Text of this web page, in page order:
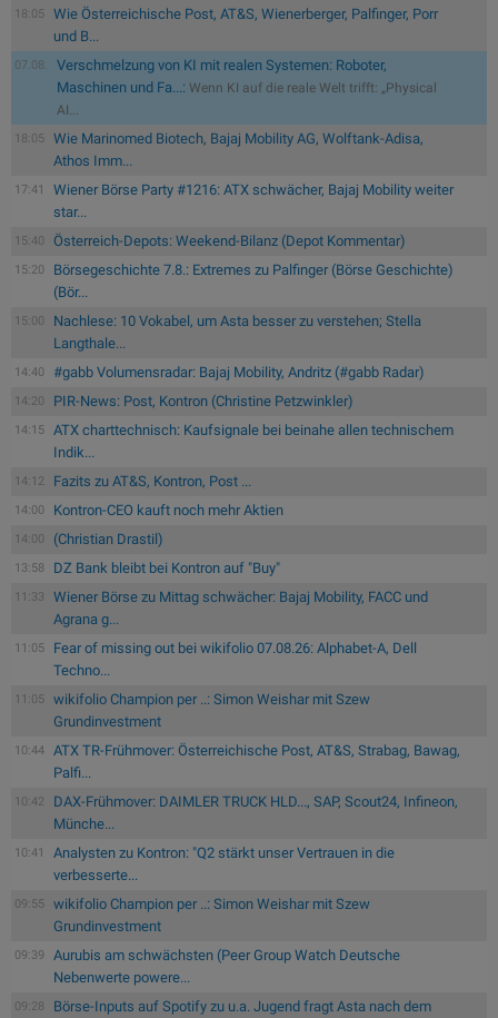
18:05
Wie Österreichische Post, AT&S, Wienerberger, Palfinger, Porr
und B...
07.08.
Verschmelzung von KI mit realen Systemen: Roboter,
Maschinen und Fa...: Wenn KI auf die reale Welt trifft: „Physical
AI...
18:05
Wie Marinomed Biotech, Bajaj Mobility AG, Wolftank-Adisa,
Athos Imm...
17:41
Wiener Börse Party #1216: ATX schwächer, Bajaj Mobility weiter
star...
15:40 Österreich-Depots: Weekend-Bilanz (Depot Kommentar)
15:20
Börsegeschichte 7.8.: Extremes zu Palfinger (Börse Geschichte)
(Bör...
15:00
Nachlese: 10 Vokabel, um Asta besser zu verstehen; Stella
Langthale...
14:40 #gabb Volumensradar: Bajaj Mobility, Andritz (#gabb Radar)
14:20 PIR-News: Post, Kontron (Christine Petzwinkler)
14:15
ATX charttechnisch: Kaufsignale bei beinahe allen technischem
Indik...
14:12 Fazits zu AT&S, Kontron, Post ...
14:00 Kontron-CEO kauft noch mehr Aktien
14:00 (Christian Drastil)
13:58 DZ Bank bleibt bei Kontron auf "Buy"
11:33
Wiener Börse zu Mittag schwächer: Bajaj Mobility, FACC und
Agrana g...
11:05
Fear of missing out bei wikifolio 07.08.26: Alphabet-A, Dell
Techno...
11:05
wikifolio Champion per ..: Simon Weishar mit Szew
Grundinvestment
10:44
ATX TR-Frühmover: Österreichische Post, AT&S, Strabag, Bawag,
Palfi...
10:42
DAX-Frühmover: DAIMLER TRUCK HLD..., SAP, Scout24, Infineon,
Münche...
10:41
Analysten zu Kontron: "Q2 stärkt unser Vertrauen in die
verbesserte...
09:55
wikifolio Champion per ..: Simon Weishar mit Szew
Grundinvestment
09:39
Aurubis am schwächsten (Peer Group Watch Deutsche
Nebenwerte powere...
09:28
Börse-Inputs auf Spotify zu u.a. Jugend fragt Asta nach dem